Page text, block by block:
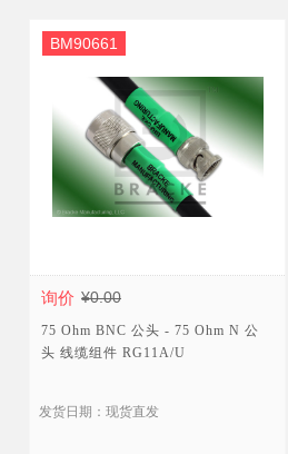
询价 ¥0.00
BM90661
75 Ohm BNC 公头 - 75 Ohm N 公
头 线缆组件 RG11A/U
发货日期：现货直发